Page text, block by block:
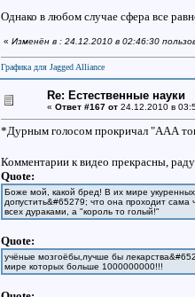
Однако в любом случае сфера все
« Изменён в : 24.12.2010 в 02:46:30
Графика для Jagged Alliance
Re: Естественные науки
« Ответ #167 от24.12.2010 в
*Дурным голосом прокричал "ААА
Комментарии к видео прекрасны,
Quote:
Боже мой, какой бред! В их мире
допустить&#65279; что она проходит
всех дураками, а "король то голый!"
Quote:
учёные мозгоёбы,лучше бы
мире которых больше 1000000000!!!